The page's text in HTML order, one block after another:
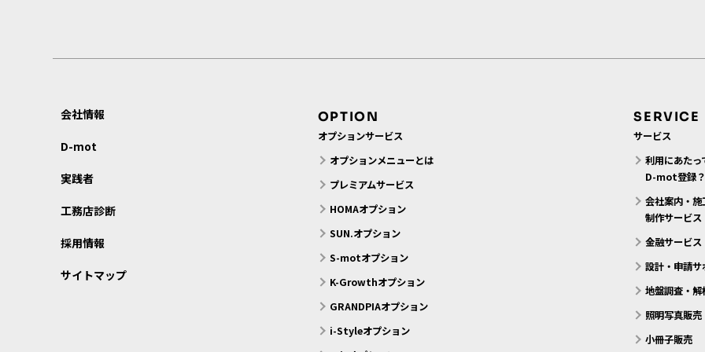
会社情報
D-mot
実践者
工務店診断
採用情報
サイトマップ
OPTION
オプションサービス
オプションメニューとは
プレミアムサービス
HOMAオプション
SUN.オプション
S-motオプション
K-Growthオプション
GRANDPIAオプション
i-Styleオプション
SERVICE
サービス
利用にあたっ
D-mot登録
会社案内・施
制作サービス
金融サービス
設計・申請サ
地盤調査・
照明写真販売
小冊子販売